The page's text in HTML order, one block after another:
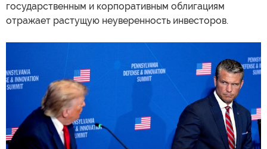
государственным и корпоративным облигациям
отражает растущую неуверенность инвесторов.